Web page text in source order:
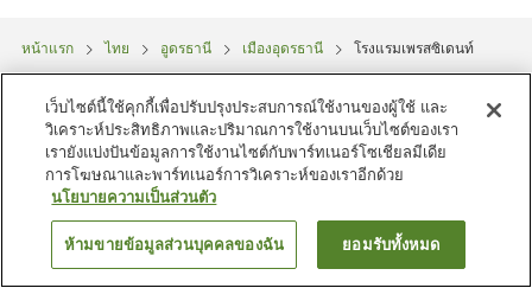
หน้าแรก ไทย อูดรธานี เมืองอุดรธานี โรงแรมเพรสซิเดนท์
ค้นหาห้องพัก
เว็บไซต์นี้ใช้คุกกี้เพื่อปรับปรุงประสบการณ์ใช้งานของผู้ใช้ และ
วิเคราะห์ประสิทธิภาพและปริมาณการใช้งานบนเว็บไซต์ของเรา
เรายังแบ่งปันข้อมูลการใช้งานไซต์กับพาร์ทเนอร์โซเชียลมีเดีย
การโฆษณาและพาร์ทเนอร์การวิเคราะห์ของเราอีกด้วย
นโยบายความเป็นส่วนตัว
ห้ามขายข้อมูลส่วนบุคคลของฉัน ยอมรับทั้งหมด